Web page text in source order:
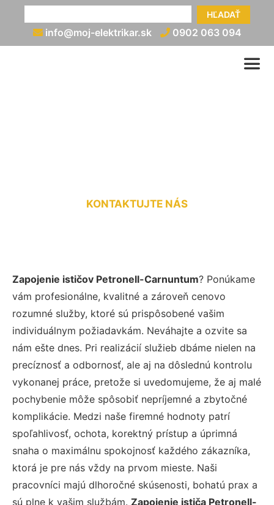
HĽADAŤ
info@moj-elektrikar.sk 0902 063 094
KONTAKTUJTE NÁS
Zapojenie ističov Petronell-Carnuntum? Ponúkame
vám profesionálne, kvalitné a zároveň cenovo
rozumné služby, ktoré sú prispôsobené vašim
individuálnym požiadavkám. Neváhajte a ozvite sa
nám ešte dnes. Pri realizácií služieb dbáme nielen na
precíznosť a odbornosť, ale aj na dôslednú kontrolu
vykonanej práce, pretože si uvedomujeme, že aj malé
pochybenie môže spôsobiť nepríjemné a zbytočné
komplikácie. Medzi naše firemné hodnoty patrí
spoľahlivosť, ochota, korektný prístup a úprimná
snaha o maximálnu spokojnosť každého zákazníka,
ktorá je pre nás vždy na prvom mieste. Naši
pracovníci majú dlhoročné skúsenosti, bohatú prax a
sú plne k vašim službám. Zapojenie ističa Petronell-